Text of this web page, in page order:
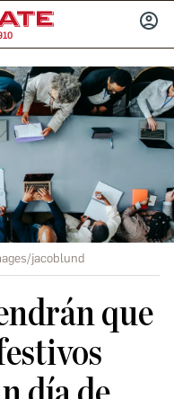
jacoblund
que